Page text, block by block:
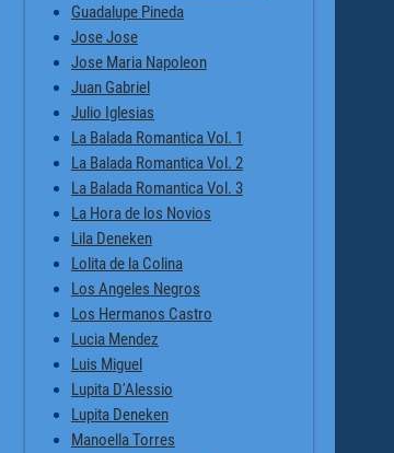
Guadalupe Pineda
Jose Jose
Jose Maria Napoleon
Juan Gabriel
Julio Iglesias
La Balada Romantica Vol. 1
La Balada Romantica Vol. 2
La Balada Romantica Vol. 3
La Hora de los Novios
Lila Deneken
Lolita de la Colina
Los Angeles Negros
Los Hermanos Castro
Lucia Mendez
Luis Miguel
Lupita D'Alessio
Lupita Deneken
Manoella Torres